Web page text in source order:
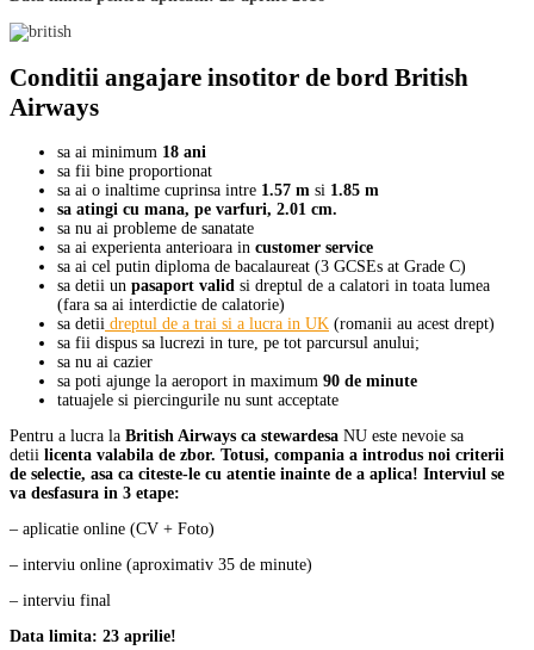
Conditii angajare insotitor de bord British
Airways
sa ai minimum 18 ani
sa fii bine proportionat
sa ai o inaltime cuprinsa intre 1.57 m si 1.85 m
sa atingi cu mana, pe varfuri, 2.01 cm.
sa nu ai probleme de sanatate
sa ai experienta anterioara in customer service
sa ai cel putin diploma de bacalaureat (3 GCSEs at Grade C)
sa detii un pasaport valid si dreptul de a calatori in toata lumea
(fara sa ai interdictie de calatorie)
sa detii dreptul de a trai si a lucra in UK (romanii au acest drept)
sa fii dispus sa lucrezi in ture, pe tot parcursul anului;
sa nu ai cazier
sa poti ajunge la aeroport in maximum 90 de minute
tatuajele si piercingurile nu sunt acceptate
Pentru a lucra la British Airways ca stewardesa NU este nevoie sa
detii licenta valabila de zbor. Totusi, compania a introdus noi criterii
de selectie, asa ca citeste-le cu atentie inainte de a aplica! Interviul se
va desfasura in 3 etape:
– aplicatie online (CV + Foto)
– interviu online (aproximativ 35 de minute)
– interviu final
Data limita: 23 aprilie!